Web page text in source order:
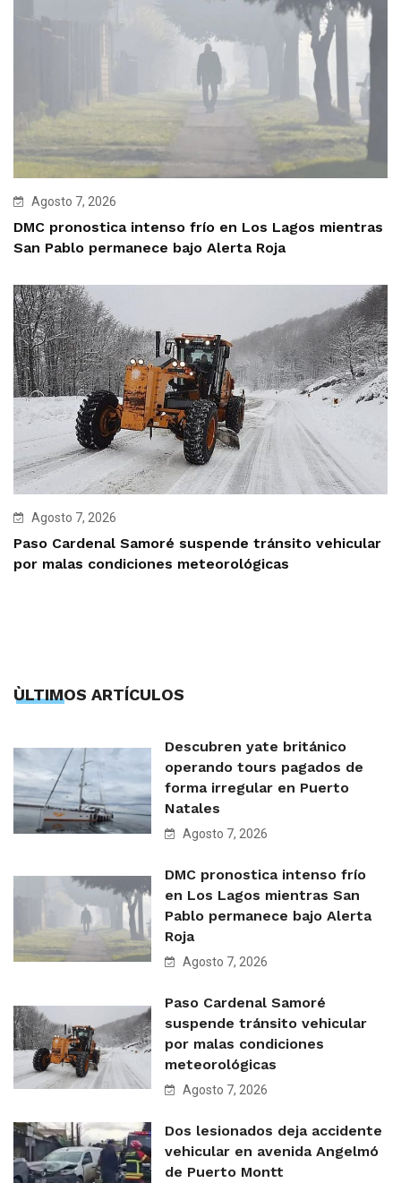
Agosto 7, 2026
DMC pronostica intenso frío en Los Lagos mientras
San Pablo permanece bajo Alerta Roja
Agosto 7, 2026
Paso Cardenal Samoré suspende tránsito vehicular
por malas condiciones meteorológicas
ÙLTIMOS ARTÍCULOS
Descubren yate británico
operando tours pagados de
forma irregular en Puerto
Natales
Agosto 7, 2026
DMC pronostica intenso frío
en Los Lagos mientras San
Pablo permanece bajo Alerta
Roja
Agosto 7, 2026
Paso Cardenal Samoré
suspende tránsito vehicular
por malas condiciones
meteorológicas
Agosto 7, 2026
Dos lesionados deja accidente
vehicular en avenida Angelmó
de Puerto Montt